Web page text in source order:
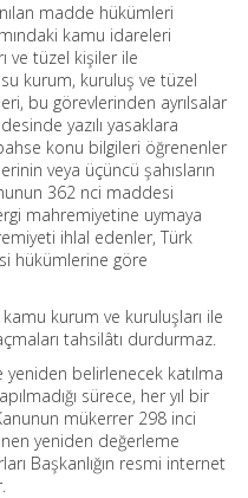
madde hükümleri
kamu idareleri
ve tüzel kişiler ile
kurum, kuruluş ve tüzel
bu görevlerinden ayrılsalar
yazılı yasaklara
konu bilgileri öğrenenler
veya üçüncü şahısların
362 nci maddesi
mahremiyetine uymaya
ihlal edenler, Türk
hükümlerine göre
kurum ve kuruluşları ile
tahsilâtı durdurmaz.
yeniden belirlenecek katılma
sürece, her yıl bir
mükerrer 298 inci
yeniden değerleme
Başkanlığın resmi internet